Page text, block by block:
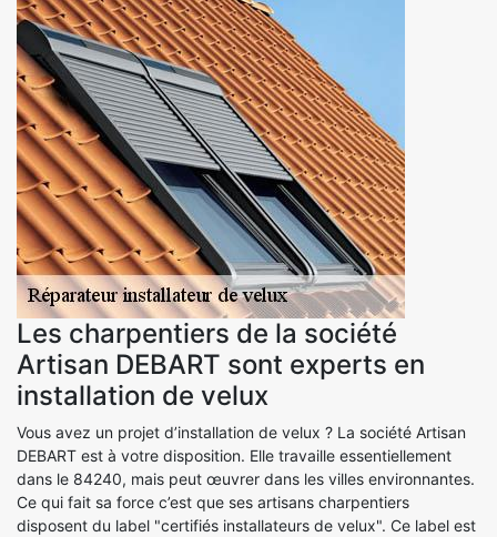
Les charpentiers de la société
Artisan DEBART sont experts en
installation de velux
Vous avez un projet d’installation de velux ? La société Artisan
DEBART est à votre disposition. Elle travaille essentiellement
dans le 84240, mais peut œuvrer dans les villes environnantes.
Ce qui fait sa force c’est que ses artisans charpentiers
disposent du label "certifiés installateurs de velux". Ce label est